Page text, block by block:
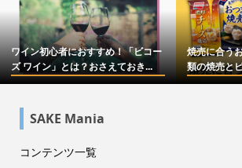
ワイン初心者におすすめ！「ビコー
ズ ワイン」とは？おさえておき...
焼売に合う
類の焼売と
SAKE Mania
コンテンツ一覧